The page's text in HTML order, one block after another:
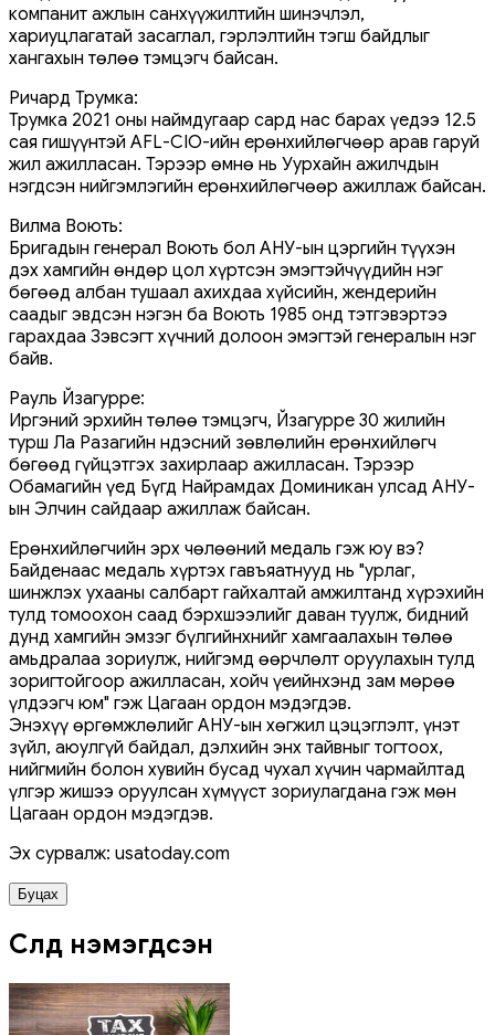
компанит ажлын санхүүжилтийн шинэчлэл,
хариуцлагатай засаглал, гэрлэлтийн тэгш байдлыг
хангахын төлөө тэмцэгч байсан.
Ричард Трумка:
Трумка 2021 оны наймдугаар сард нас барах үедээ 12.5
сая гишүүнтэй AFL-CIO-ийн ерөнхийлөгчөөр арав гаруй
жил ажилласан. Тэрээр өмнө нь Уурхайн ажилчдын
нэгдсэн нийгэмлэгийн ерөнхийлөгчөөр ажиллаж байсан.
Вилма Воють:
Бригадын генерал Воють бол АНУ-ын цэргийн түүхэн
дэх хамгийн өндөр цол хүртсэн эмэгтэйчүүдийн нэг
бөгөөд албан тушаал ахихдаа хүйсийн, жендерийн
саадыг эвдсэн нэгэн ба Воють 1985 онд тэтгэвэртээ
гарахдаа Зэвсэгт хүчний долоон эмэгтэй генералын нэг
байв.
Рауль Йзагурре:
Иргэний эрхийн төлөө тэмцэгч, Йзагурре 30 жилийн
турш Ла Разагийн Үндэсний зөвлөлийн ерөнхийлөгч
бөгөөд гүйцэтгэх захирлаар ажилласан. Тэрээр
Обамагийн үед Бүгд Найрамдах Доминикан улсад АНУ-
ын Элчин сайдаар ажиллаж байсан.
Ерөнхийлөгчийн эрх чөлөөний медаль гэж юу вэ?
Байденаас медаль хүртэх гавъяатнууд нь "урлаг,
шинжлэх ухааны салбарт гайхалтай амжилтанд хүрэхийн
тулд томоохон саад бэрхшээлийг даван туулж, бидний
дунд хамгийн эмзэг бүлгийнхнийг хамгаалахын төлөө
амьдралаа зориулж, нийгэмд өөрчлөлт оруулахын тулд
зоригтойгоор ажилласан, хойч үеийнхэнд зам мөрөө
үлдээгч юм" гэж Цагаан ордон мэдэгдэв.
Энэхүү өргөмжлөлийг АНУ-ын хөгжил цэцэглэлт, үнэт
зүйл, аюулгүй байдал, дэлхийн энх тайвныг тогтоох,
нийгмийн болон хувийн бусад чухал хүчин чармайлтад
үлгэр жишээ оруулсан хүмүүст зориулагдана гэж мөн
Цагаан ордон мэдэгдэв.
Эх сурвалж: usatoday.com
Буцах
Сүүлд нэмэгдсэн